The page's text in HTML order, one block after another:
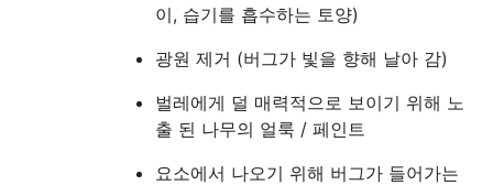
이, 습기를 흡수하는 토양)
광원 제거 (버그가 빛을 향해 날아 감)
벌레에게 덜 매력적으로 보이기 위해 노
출 된 나무의 얼룩 / 페인트
요소에서 나오기 위해 버그가 들어가는